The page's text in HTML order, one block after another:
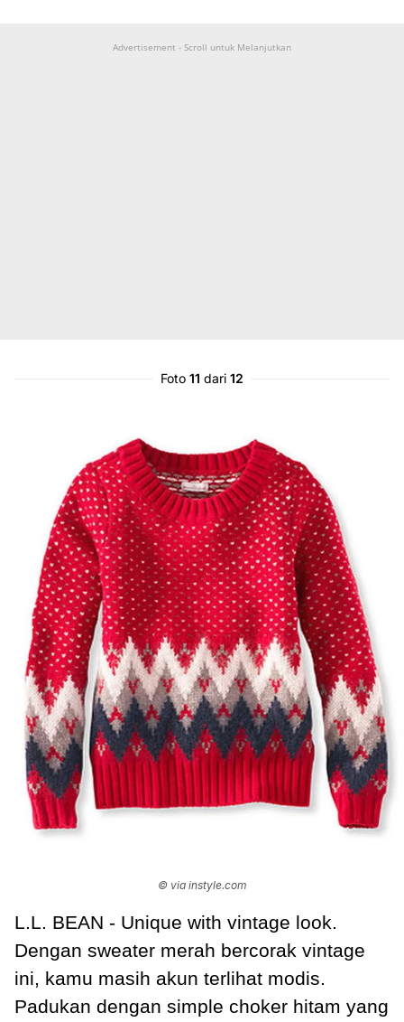
Advertisement - Scroll untuk Melanjutkan
Foto 11 dari 12
© via instyle.com
L.L. BEAN - Unique with vintage look.
Dengan sweater merah bercorak vintage
ini, kamu masih akun terlihat modis.
Padukan dengan simple choker hitam yang